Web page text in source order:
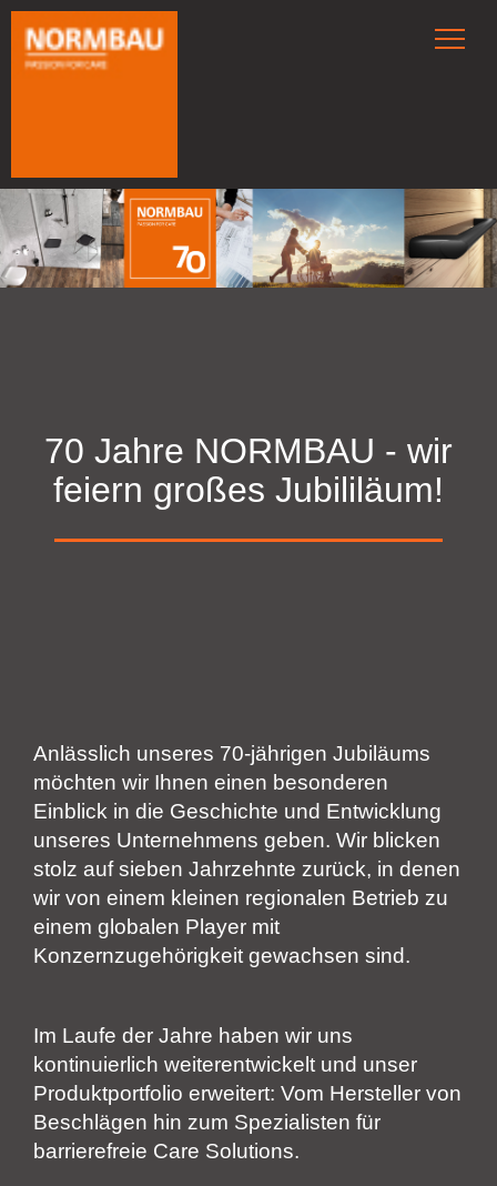
70 Jahre NORMBAU - wir
feiern großes Jubililäum!
Anlässlich unseres 70-jährigen Jubiläums
möchten wir Ihnen einen besonderen
Einblick in die Geschichte und Entwicklung
unseres Unternehmens geben. Wir blicken
stolz auf sieben Jahrzehnte zurück, in denen
wir von einem kleinen regionalen Betrieb zu
einem globalen Player mit
Konzernzugehörigkeit gewachsen sind.
Im Laufe der Jahre haben wir uns
kontinuierlich weiterentwickelt und unser
Produktportfolio erweitert: Vom Hersteller von
Beschlägen hin zum Spezialisten für
barrierefreie Care Solutions.